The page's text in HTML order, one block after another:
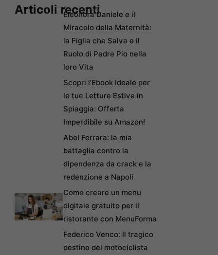
Articoli recentiEleonora Daniele e il
Miracolo della Maternità:
la Figlia che Salva e il
Ruolo di Padre Pio nella
loro Vita
Scopri l’Ebook Ideale per
le tue Letture Estive in
Spiaggia: Offerta
Imperdibile su Amazon!
Abel Ferrara: la mia
battaglia contro la
dipendenza da crack e la
redenzione a Napoli
Come creare un menu
digitale gratuito per il
ristorante con MenuForma
Federico Venco: Il tragico
destino del motociclista